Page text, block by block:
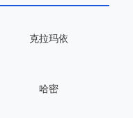
克拉玛依
哈密